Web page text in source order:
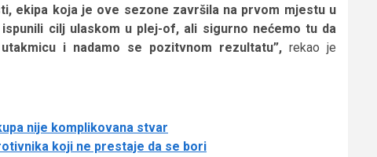
ekipa koja je ove sezone završila na prvom mjestu u
cilj ulaskom u plej-of, ali sigurno nećemo tu da
i nadamo se pozitvnom rezultatu”, rekao je
nije komplikovana stvar
koji ne prestaje da se bori